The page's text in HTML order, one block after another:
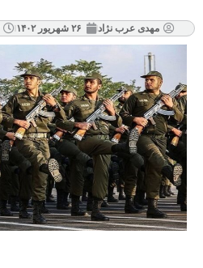
مهدی عرب نژاد ۲۶ شهریور ۱۴۰۲